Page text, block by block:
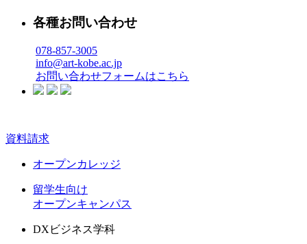
各種お問い合わせ
078-857-3005
info@art-kobe.ac.jp
お問い合わせフォームはこちら
資料請求
オープンカレッジ
留学生向け
オープンキャンパス
DXビジネス学科